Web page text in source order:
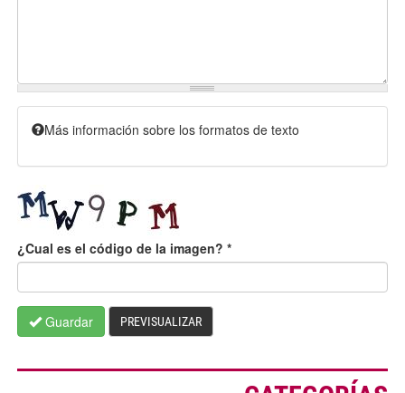
Más información sobre los formatos de texto
¿Cual es el código de la imagen? *
Guardar PREVISUALIZAR